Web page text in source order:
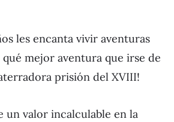
les encanta vivir aventuras
qué mejor aventura que irse de
prisión del XVIII!
un valor incalculable en la